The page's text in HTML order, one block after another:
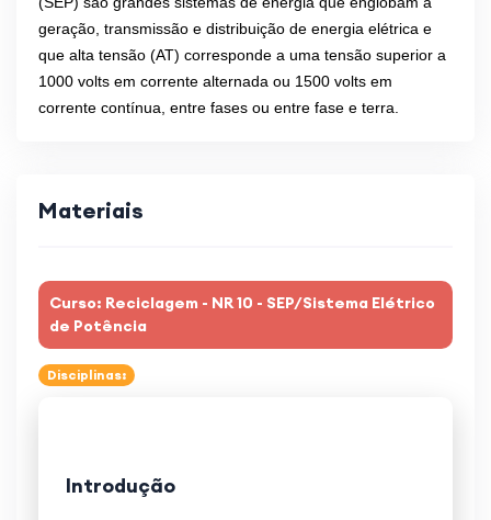
geração, transmissão e distribuição de energia elétrica e
que alta tensão (AT) corresponde a uma tensão superior a
1000 volts em corrente alternada ou 1500 volts em
corrente contínua, entre fases ou entre fase e terra.
Materiais
Curso: Reciclagem - NR 10 - SEP/Sistema Elétrico
de Potência
Disciplinas:
Introdução